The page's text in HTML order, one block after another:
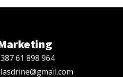
61 898 964